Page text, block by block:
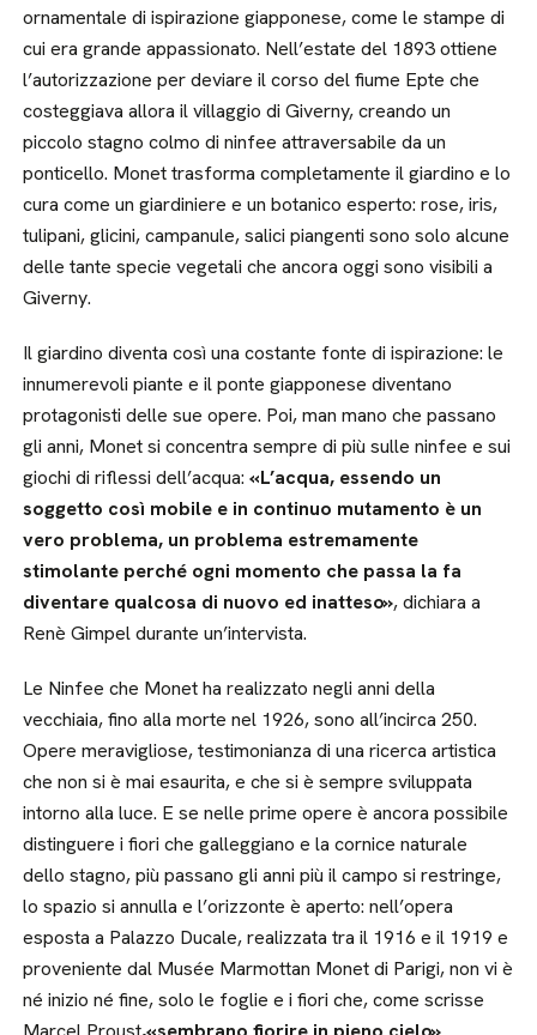
ornamentale di ispirazione giapponese, come le stampe di
cui era grande appassionato. Nell’estate del 1893 ottiene
l’autorizzazione per deviare il corso del fiume Epte che
costeggiava allora il villaggio di Giverny, creando un
piccolo stagno colmo di ninfee attraversabile da un
ponticello. Monet trasforma completamente il giardino e lo
cura come un giardiniere e un botanico esperto: rose, iris,
tulipani, glicini, campanule, salici piangenti sono solo alcune
delle tante specie vegetali che ancora oggi sono visibili a
Giverny.
Il giardino diventa così una costante fonte di ispirazione: le
innumerevoli piante e il ponte giapponese diventano
protagonisti delle sue opere. Poi, man mano che passano
gli anni, Monet si concentra sempre di più sulle ninfee e sui
giochi di riflessi dell’acqua:«L’acqua, essendo un
soggetto così mobile e in continuo mutamento è un
vero problema, un problema estremamente
stimolante perché ogni momento che passa la fa
diventare qualcosa di nuovo ed inatteso», dichiara a
Renè Gimpel durante un’intervista.
Le Ninfee che Monet ha realizzato negli anni della
vecchiaia, fino alla morte nel 1926, sono all’incirca 250.
Opere meravigliose, testimonianza di una ricerca artistica
che non si è mai esaurita, e che si è sempre sviluppata
intorno alla luce. E se nelle prime opere è ancora possibile
distinguere i fiori che galleggiano e la cornice naturale
dello stagno, più passano gli anni più il campo si restringe,
lo spazio si annulla e l’orizzonte è aperto: nell’opera
esposta a Palazzo Ducale, realizzata tra il 1916 e il 1919 e
proveniente dal Musée Marmottan Monet di Parigi, non vi è
né inizio né fine, solo le foglie e i fiori che, come scrisse